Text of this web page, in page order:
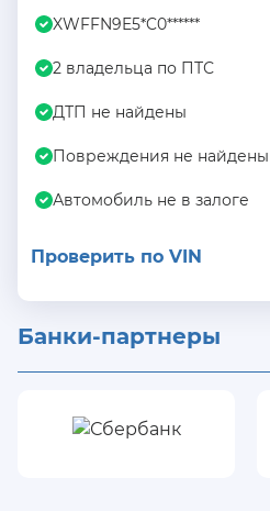
XWFFN9E5*C0******
2 владельца по ПТС
ДТП не найдены
Повреждения не найдены
Автомобиль не в залоге
Проверить по VIN
Банки-партнеры